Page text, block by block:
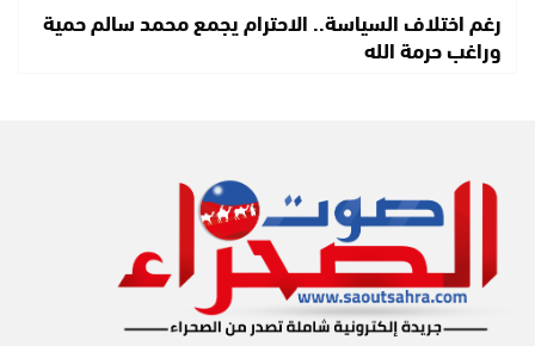
رغم اختلاف السياسة.. الاحترام يجمع محمد سالم حمية
وراغب حرمة الله